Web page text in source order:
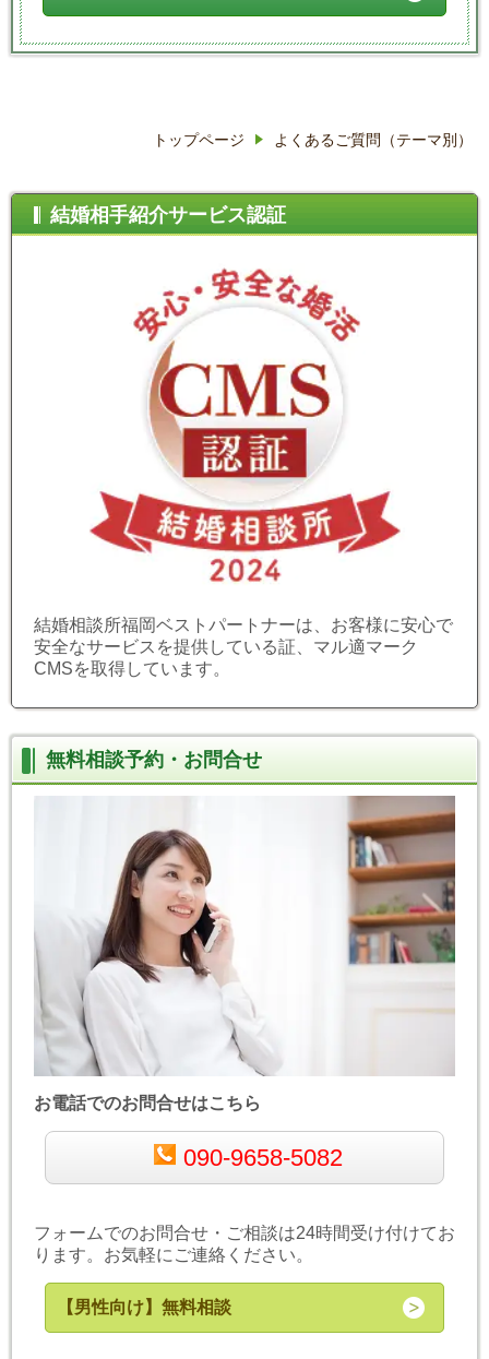
トップページ よくあるご質問（テーマ別）
結婚相手紹介サービス認証
結婚相談所福岡ベストパートナーは、お客様に安心で
安全なサービスを提供している証、マル適マーク
CMSを取得しています。
無料相談予約・お問合せ
お電話でのお問合せはこちら
090-9658-5082
フォームでのお問合せ・ご相談は24時間受け付けてお
ります。お気軽にご連絡ください。
【男性向け】無料相談